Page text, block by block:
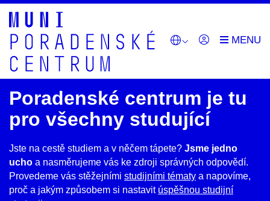
Poradenské centrum je tu
pro všechny studující
Jste na cestě studiem a v něčem tápete? Jsme jedno
ucho a nasměrujeme vás ke zdroji správných odpovědí.
Provedeme vás stěžejními studijními tématy a napovíme,
proč a jakým způsobem si nastavit úspěšnou studijní